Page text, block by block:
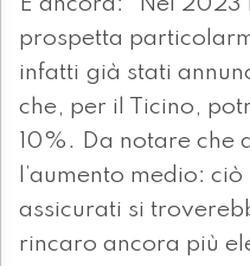
E ancora: "Nel 2023
prospetta
infatti già stati
che, per il Ticino,
10%. Da notare che
l’aumento medio:
assicurati si
rincaro ancora più